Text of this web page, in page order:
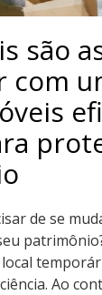
são
com
de se
Ao